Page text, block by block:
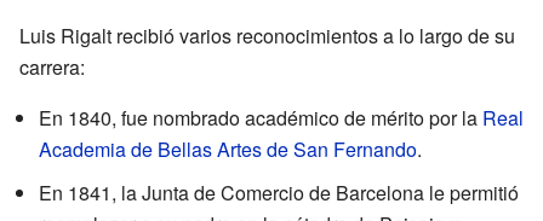
Luis Rigalt recibió varios reconocimientos a lo largo de su
carrera:
En 1840, fue nombrado académico de mérito por la Real
Academia de Bellas Artes de San Fernando.
En 1841, la Junta de Comercio de Barcelona le permitió